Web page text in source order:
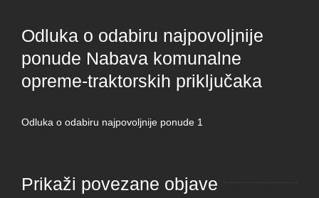
Odluka o odabiru najpovoljnije
ponude Nabava komunalne
opreme-traktorskih priključaka
Odluka o odabiru najpovoljnije ponude 1
Prikaži povezane objave